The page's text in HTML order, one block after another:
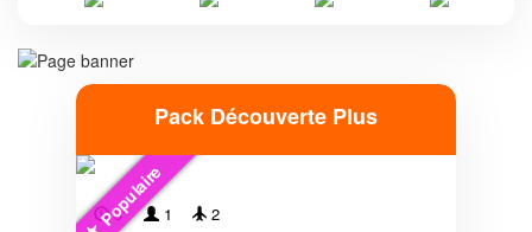
Pack Découverte Plus
Populaire
3' 1
2